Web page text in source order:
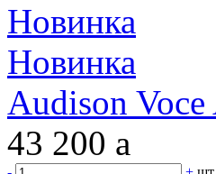
Новинка
Новинка
Audison
43 200 a